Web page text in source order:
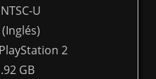
NTSC-U
(Inglés)
PlayStation 2
GB